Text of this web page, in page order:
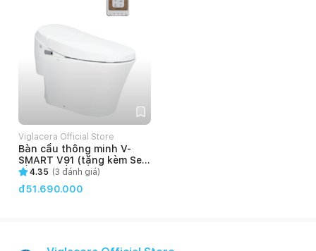
Viglacera Official Store
Bàn cầu thông minh V-
SMART V91 (tặng kèm Sen
tắm 3 chế độ)
4.35 (3 đánh giá)
đ51.690.000